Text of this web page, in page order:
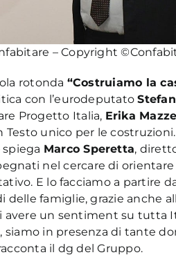
– Copyright
rotonda “Costruiamo la
con l’eurodeputato
Progetto Italia, Erika
unico per le
Marco Speretta,
nel cercare di
E lo facciamo a partire
famiglie, grazie anche
un sentiment su tutta
siamo in presenza di tante
il dg del Gruppo.